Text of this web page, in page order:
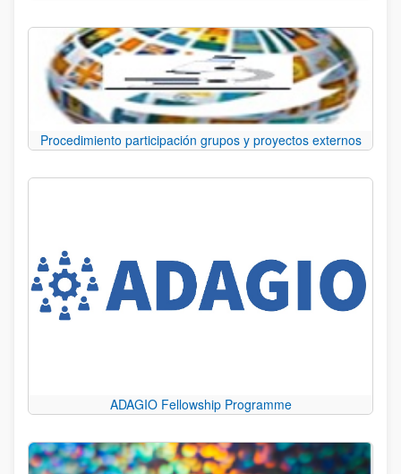
Procedimiento participación grupos y proyectos externos
ADAGIO Fellowship Programme